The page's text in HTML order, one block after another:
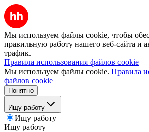
Мы используем файлы cookie, чтобы
правильную работу нашего веб-сайта и
трафик.
Правила использования файлов cookie
Мы используем файлы cookie. Правила
файлов cookie
Понятно
Ищу работу
Ищу работу
Ищу работу